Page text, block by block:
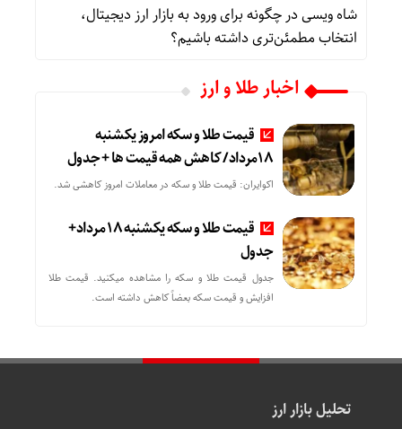
شاه ویسیدرچگونه برای ورود به بازار ارز دیجیتال،
انتخاب مطمئن‌تری داشته باشیم؟
اخبار طلا و ارز
قیمت طلا و سکه امروز یکشنبه
18مرداد/ کاهش همه قیمت ها + جدول
اکوایران: قیمت طلا و سکه در معاملات امروز کاهشی شد.
قیمت طلا و سکه یکشنبه 18 مرداد+
جدول
جدول قیمت طلا و سکه را مشاهده میکنید. قیمت‌ طلا
افزایش و قیمت سکه بعضاً کاهش داشته است.
تحلیل بازار ارز